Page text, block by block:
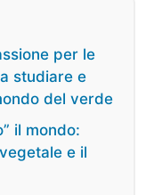
per le
studiare e
del verde
il mondo:
e il